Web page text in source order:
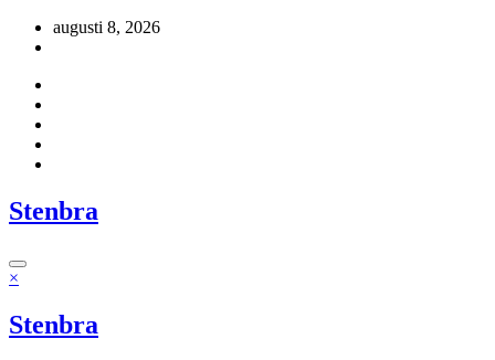
Hoppaaugusti 8, 2026
Stenbra
×
Stenbra